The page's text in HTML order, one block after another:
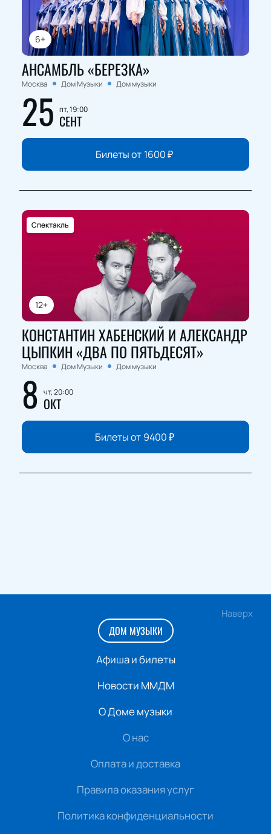
6+
АНСАМБЛЬ «БЕРЕЗКА»
Москва Дом Музыки Дом музыки
25 пт, 19:00
СЕНТ
Билеты от 1600₽
12+
Спектакль
КОНСТАНТИН ХАБЕНСКИЙ И АЛЕКСАНДР
ЦЫПКИН «ДВА ПО ПЯТЬДЕСЯТ»
Москва Дом Музыки Дом музыки
8 чт, 20:00
ОКТ
Билеты от 9400₽
Наверх
ДОМ МУЗЫКИ
Афиша и билеты
Новости ММДМ
О Доме музыки
О нас
Оплата и доставка
Правила оказания услуг
Политика конфиденциальности